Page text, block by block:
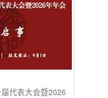
代表大会暨2026